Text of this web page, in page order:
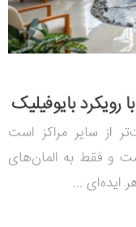
بایوفیلیک
از سایر مراکز است
و فقط به المان‌های
ایده‌ای ...